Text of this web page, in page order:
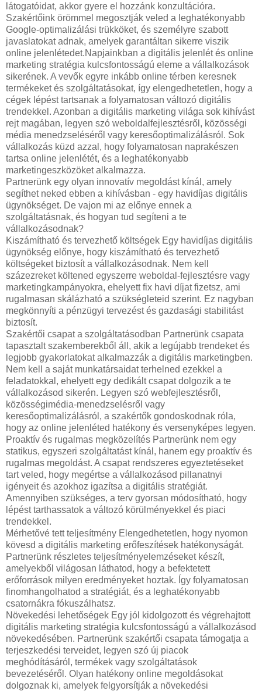
látogatóidat, akkor gyere el hozzánk konzultációra.
Szakértőink örömmel megosztják veled a leghatékonyabb
Google-optimalizálási trükköket, és személyre szabott
javaslatokat adnak, amelyek garantáltan sikerre viszik
online jelenlétedet.Napjainkban a digitális jelenlét és online
marketing stratégia kulcsfontosságú eleme a vállalkozások
sikerének. A vevők egyre inkább online térben keresnek
termékeket és szolgáltatásokat, így elengedhetetlen, hogy a
cégek lépést tartsanak a folyamatosan változó digitális
trendekkel. Azonban a digitális marketing világa sok kihívást
rejt magában, legyen szó weboldalfejlesztésről, közösségi
média menedzseléséről vagy keresőoptimalizálásról. Sok
vállalkozás küzd azzal, hogy folyamatosan naprakészen
tartsa online jelenlétét, és a leghatékonyabb
marketingeszközöket alkalmazza.
Partnerünk egy olyan innovatív megoldást kínál, amely
segíthet neked ebben a kihívásban - egy havidíjas digitális
ügynökséget. De vajon mi az előnye ennek a
szolgáltatásnak, és hogyan tud segíteni a te
vállalkozásodnak?
Kiszámítható és tervezhető költségek Egy havidíjas digitális
ügynökség előnye, hogy kiszámítható és tervezhető
költségeket biztosít a vállalkozásodnak. Nem kell
százezreket költened egyszerre weboldal-fejlesztésre vagy
marketingkampányokra, ehelyett fix havi díjat fizetsz, ami
rugalmasan skálázható a szükségleteid szerint. Ez nagyban
megkönnyíti a pénzügyi tervezést és gazdasági stabilitást
biztosít.
Szakértői csapat a szolgáltatásodban Partnerünk csapata
tapasztalt szakemberekből áll, akik a legújabb trendeket és
legjobb gyakorlatokat alkalmazzák a digitális marketingben.
Nem kell a saját munkatársaidat terhelned ezekkel a
feladatokkal, ehelyett egy dedikált csapat dolgozik a te
vállalkozásod sikerén. Legyen szó webfejlesztésről,
közösségimédia-menedzselésről vagy
keresőoptimalizálásról, a szakértők gondoskodnak róla,
hogy az online jelenléted hatékony és versenyképes legyen.
Proaktív és rugalmas megközelítés Partnerünk nem egy
statikus, egyszeri szolgáltatást kínál, hanem egy proaktív és
rugalmas megoldást. A csapat rendszeres egyeztetéseket
tart veled, hogy megértse a vállalkozásod pillanatnyi
igényeit és azokhoz igazítsa a digitális stratégiát.
Amennyiben szükséges, a terv gyorsan módosítható, hogy
lépést tarthassatok a változó körülményekkel és piaci
trendekkel.
Mérhetővé tett teljesítmény Elengedhetetlen, hogy nyomon
kövesd a digitális marketing erőfeszítések hatékonyságát.
Partnerünk részletes teljesítményelemzéseket készít,
amelyekből világosan láthatod, hogy a befektetett
erőforrások milyen eredményeket hoztak. Így folyamatosan
finomhangolhatod a stratégiát, és a leghatékonyabb
csatornákra fókuszálhatsz.
Növekedési lehetőségek Egy jól kidolgozott és végrehajtott
digitális marketing stratégia kulcsfontosságú a vállalkozásod
növekedésében. Partnerünk szakértői csapata támogatja a
terjeszkedési terveidet, legyen szó új piacok
meghódításáról, termékek vagy szolgáltatások
bevezetéséről. Olyan hatékony online megoldásokat
dolgoznak ki, amelyek felgyorsítják a növekedési